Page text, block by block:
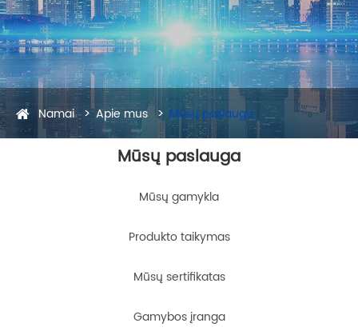
Namai Apie mus Mūsų paslauga
Mūsų paslauga
Mūsų gamykla
Produkto taikymas
Mūsų sertifikatas
Gamybos įranga